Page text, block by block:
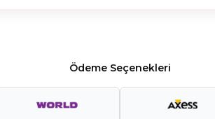
Ödeme Seçenekleri